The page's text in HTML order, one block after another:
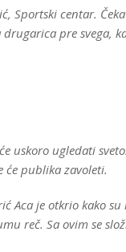
Sportski centar.
pre svega,
uskoro ugledati
će publika zavoleti.
Aca je otkrio kako
reč. Sa ovim se